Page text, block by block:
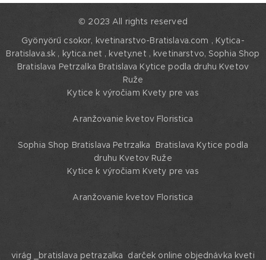
© 2023 All rights reserved
Gyönyörű csokor, kvetinarstvo-Bratislava.com , Kytica-
Bratislava.sk , kytica.net , kvety.net , kvetinarstvo,Sophia Shop
Bratislava Petrzalka Bratislava Kytice podla druhu Kvetov
Ruže
Kytice k výročiam Kvety pre vas
Aranžovanie kvetov Floristica
Sophia Shop Bratislava Petrzalka Bratislava Kytice podla
druhu Kvetov Ruže
Kytice k výročiam Kvety pre vas
Aranžovanie kvetov Floristica
virág _bratislava petrazalka darček online objednávka kveti